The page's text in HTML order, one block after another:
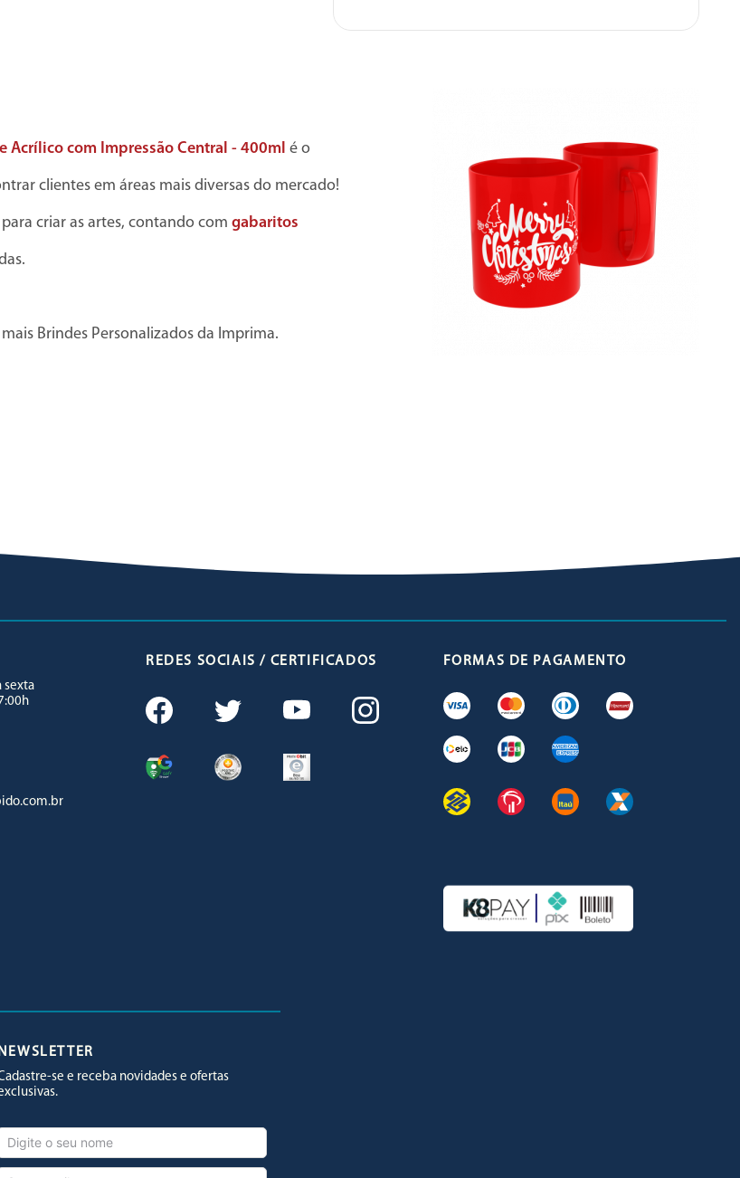
Acrílico com Impressão Central - 400ml é o
clientes em áreas mais diversas do mercado!
criar as artes, contando com gabaritos
Brindes Personalizados da Imprima.
sexta
REDES SOCIAIS / CERTIFICADOS FORMAS DE PAGAMENTO
NEWSLETTER
se e receba novidades e ofertas